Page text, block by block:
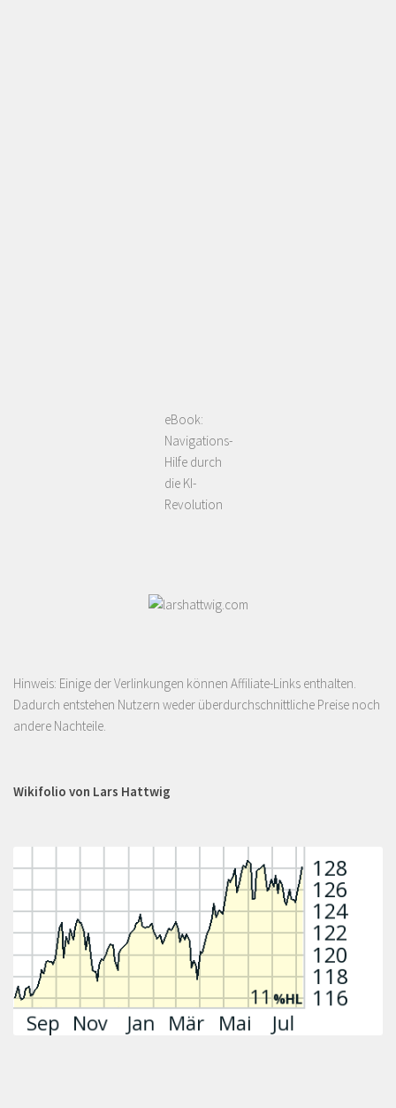
eBook:
Navigations-
Hilfe durch
die KI-
Revolution
Hinweis: Einige der Verlinkungen können Affiliate-Links enthalten.
Dadurch entstehen Nutzern weder überdurchschnittliche Preise noch
andere Nachteile.
Wikifolio von Lars Hattwig